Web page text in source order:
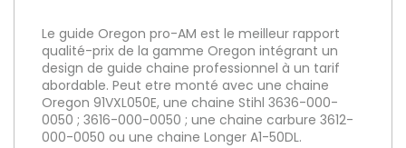
Le guide Oregon pro-AM est le meilleur rapport
qualité-prix de la gamme Oregon intégrant un
design de guide chaine professionnel à un tarif
abordable. Peut etre monté avec une chaine
Oregon 91VXL050E, une chaine Stihl 3636-000-
0050 ; 3616-000-0050 ; une chaine carbure 3612-
000-0050 ou une chaine Longer A1-50DL.